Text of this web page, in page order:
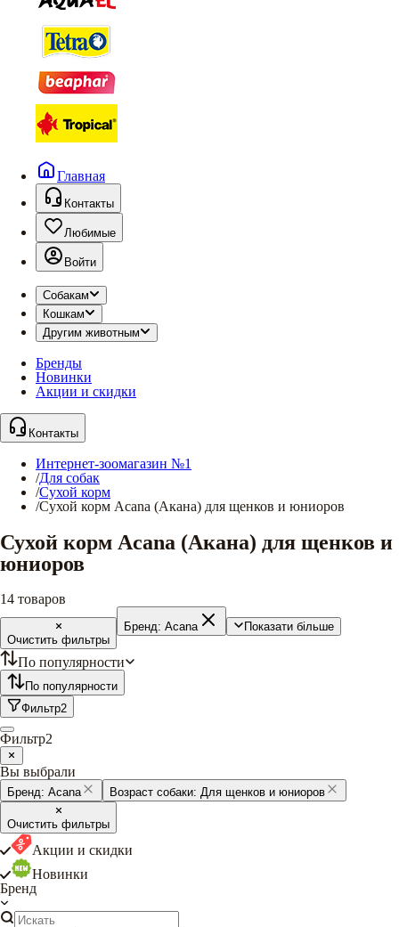
Главная
Контакты
Любимые
Войти
Собакам
Кошкам
Другим животным
Бренды
Новинки
Акции и скидки
Контакты
Интернет-зоомагазин №1
/Для собак
/Сухой корм
/Сухой корм Acana (Акана) для щенков и юниоров
Сухой корм Acana (Акана) для щенков и
юниоров
14 товаров
Очистить фильтры
Бренд: Acana Показати більше
По популярности
По популярности
Фильтр2
Фильтр2
Вы выбрали
Бренд: Acana Возраст собаки: Для щенков и юниоров
Очистить фильтры
Акции и скидки
Новинки
Бренд